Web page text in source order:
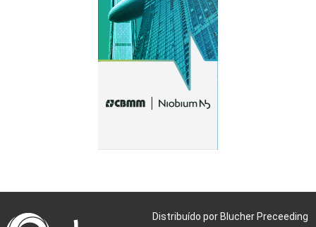
Distribuído por Blucher Preceeding